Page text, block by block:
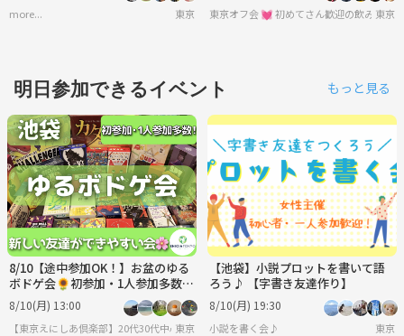
more... 東京 東京オフ会 💓 初めてさん歓迎の飲み会で
東京
明日参加できるイベント もっと見る
8/10【途中参加OK！】お盆のゆる
ボドゲ会🌻初参加・1人参加多数
✨夏の交流イベント♫
8/10(月) 13:00
【東京えにしあ倶楽部】20代30代中心！社会人のための“もうひとつの居場所”
東京
【池袋】小説プロットを書いて語
ろう♪ 【字書き友達作り】
8/10(月) 19:30
小説を書く会♪ 東京